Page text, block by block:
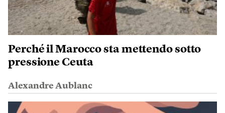
Perché il Marocco sta mettendo sotto
pressione Ceuta
Alexandre Aublanc